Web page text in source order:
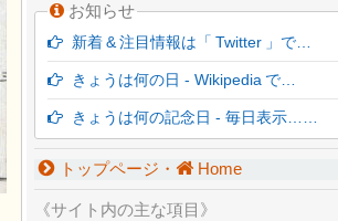
お知らせ
新着 & 注目情報は「 Twitter 」で…
きょうは何の日 - Wikipedia で…
きょうは何の記念日 - 毎日表示……
トップページ・ Home
《サイト内の主な項目》